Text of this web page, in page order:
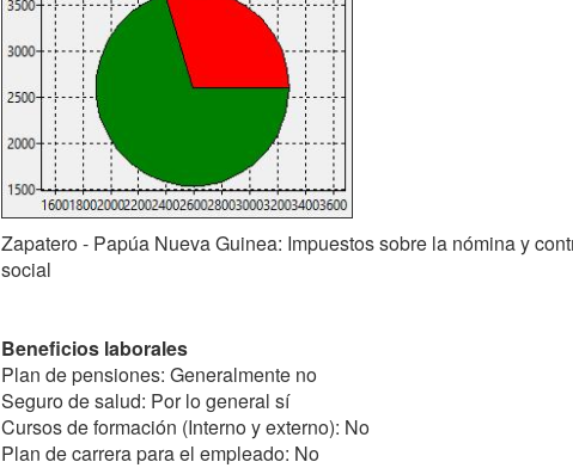
Zapatero - Papúa Nueva Guinea: Impuestos sobre la nómina y
social
Beneficios laborales
Plan de pensiones: Generalmente no
Seguro de salud: Por lo general sí
Cursos de formación (Interno y externo): No
Plan de carrera para el empleado: No